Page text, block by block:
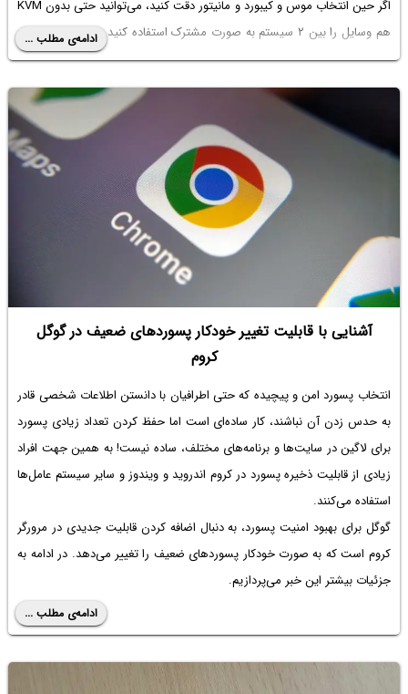
اگر حین انتخاب موس و کیبورد و مانیتور دقت کنید، می‌توانید حتی بدون KVM
هم وسایل را بین ۲ سیستم به صورت مشترک استفاده کنید و این چیزی است
که در ادامه‌ی مقاله به آن می‌پردازیم.
ادامه‌ی مطلب ...
آشنایی با قابلیت تغییر خودکار پسوردهای ضعیف در گوگل
کروم
انتخاب پسورد امن و پیچیده که حتی اطرافیان با دانستن اطلاعات شخصی قادر
به حدس زدن آن نباشند، کار ساده‌ای است اما حفظ کردن تعداد زیادی پسورد
برای لاگین در سایت‌ها و برنامه‌های مختلف، ساده نیست! به همین جهت افراد
زیادی از قابلیت ذخیره پسورد در کروم اندروید و ویندوز و سایر سیستم عامل‌ها
استفاده می‌کنند.
گوگل برای بهبود امنیت پسورد، به دنبال اضافه کردن قابلیت جدیدی در مرورگر
کروم است که به صورت خودکار پسوردهای ضعیف را تغییر می‌دهد. در ادامه به
جزئیات بیشتر این خبر می‌پردازیم.
ادامه‌ی مطلب ...